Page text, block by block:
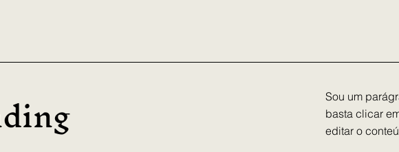
Sou um
basta clicar
editar o